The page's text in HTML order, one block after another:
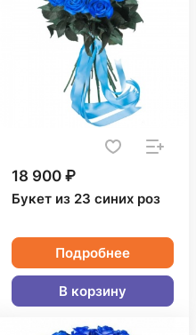
18 900 ₽
Букет из 23 синих роз
Подробнее
В корзину